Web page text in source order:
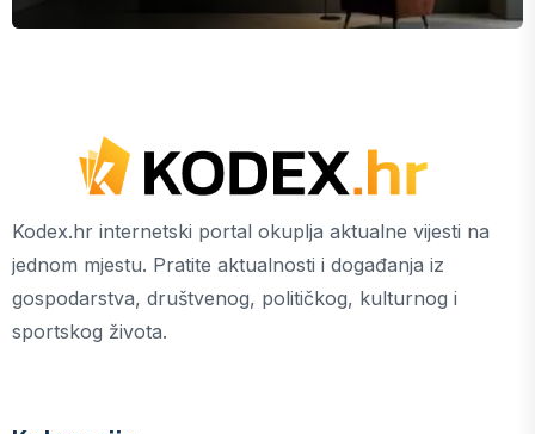
Kodex.hr internetski portal okuplja aktualne vijesti na
jednom mjestu. Pratite aktualnosti i događanja iz
gospodarstva, društvenog, političkog, kulturnog i
sportskog života.